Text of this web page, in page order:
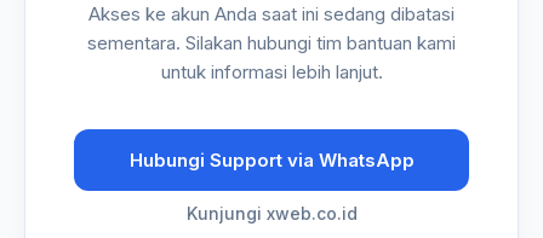
Akses ke akun Anda saat ini sedang dibatasi
sementara. Silakan hubungi tim bantuan kami
untuk informasi lebih lanjut.
Hubungi Support via WhatsApp
Kunjungi xweb.co.id